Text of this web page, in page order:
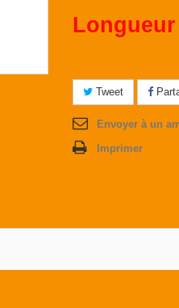
Longueur
Tweet
Envoyer à un
Imprimer